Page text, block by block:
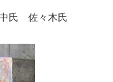
氏 佐々木氏